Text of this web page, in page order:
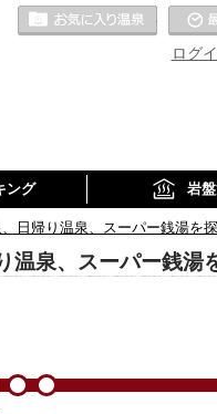
ログ
お気に
ング 岩
日帰り温泉、スーパー銭湯を
温泉、スーパー銭湯